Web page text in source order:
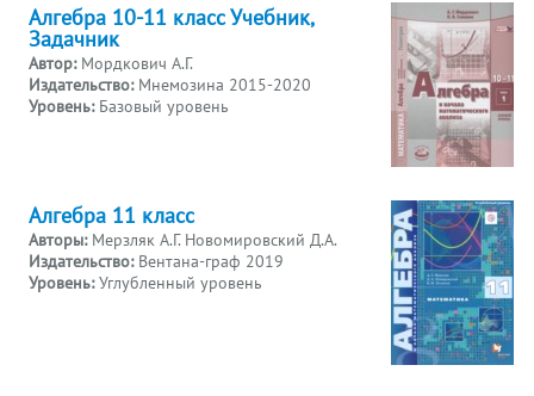
Алгебра 10-11 класс Учебник,
Задачник
Автор: Мордкович А.Г.
Издательство: Мнемозина 2015-2020
Уровень: Базовый уровень
Алгебра 11 класс
Авторы: Мерзляк А.Г. Новомировский Д.А.
Издательство: Вентана-граф 2019
Уровень: Углубленный уровень